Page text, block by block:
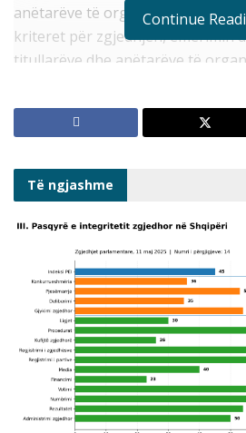
anëtarëve të organeve të tyre
kriteret për zgjedhjen, emërimin
titullarëve dhe anëtarëve të
dhe/ose ligjet e krijimit, ndërsa
përzgjedhjen e kandidaturave në
rregullator.
organeve drejtuese të këtyre
2023 konkludohet sa vijon:
I. Në disa raste, procedura
nuk ka filluar në afatin e
Mosrespektimi i afateve,
juridike reflekton mungesë
institucionit propozues.
Continue
Të ngjashme